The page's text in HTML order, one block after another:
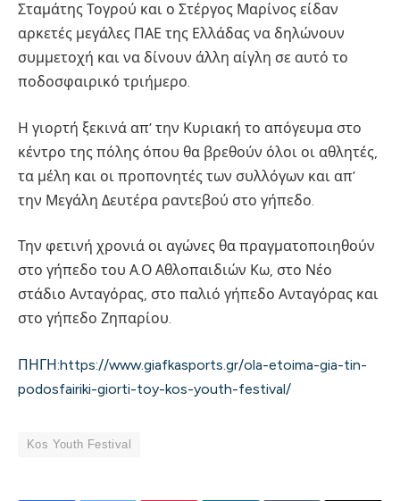
Σταμάτης Τογρού και ο Στέργος Μαρίνος είδαν
αρκετές μεγάλες ΠΑΕ της Ελλάδας να δηλώνουν
συμμετοχή και να δίνουν άλλη αίγλη σε αυτό το
ποδοσφαιρικό τριήμερο.
Η γιορτή ξεκινά απ’ την Κυριακή το απόγευμα στο
κέντρο της πόλης όπου θα βρεθούν όλοι οι αθλητές,
τα μέλη και οι προπονητές των συλλόγων και απ’
την Μεγάλη Δευτέρα ραντεβού στο γήπεδο.
Την φετινή χρονιά οι αγώνες θα πραγματοποιηθούν
στο γήπεδο του Α.Ο Αθλοπαιδιών Κω, στο Νέο
στάδιο Ανταγόρας, στο παλιό γήπεδο Ανταγόρας και
στο γήπεδο Ζηπαρίου.
ΠΗΓΗ:https://www.giafkasports.gr/ola-etoima-gia-tin-
podosfairiki-giorti-toy-kos-youth-festival/
Kos Youth Festival